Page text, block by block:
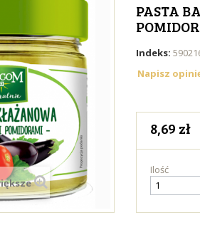
PASTA
Indeks:
Napisz
8,69 zł
Ilość